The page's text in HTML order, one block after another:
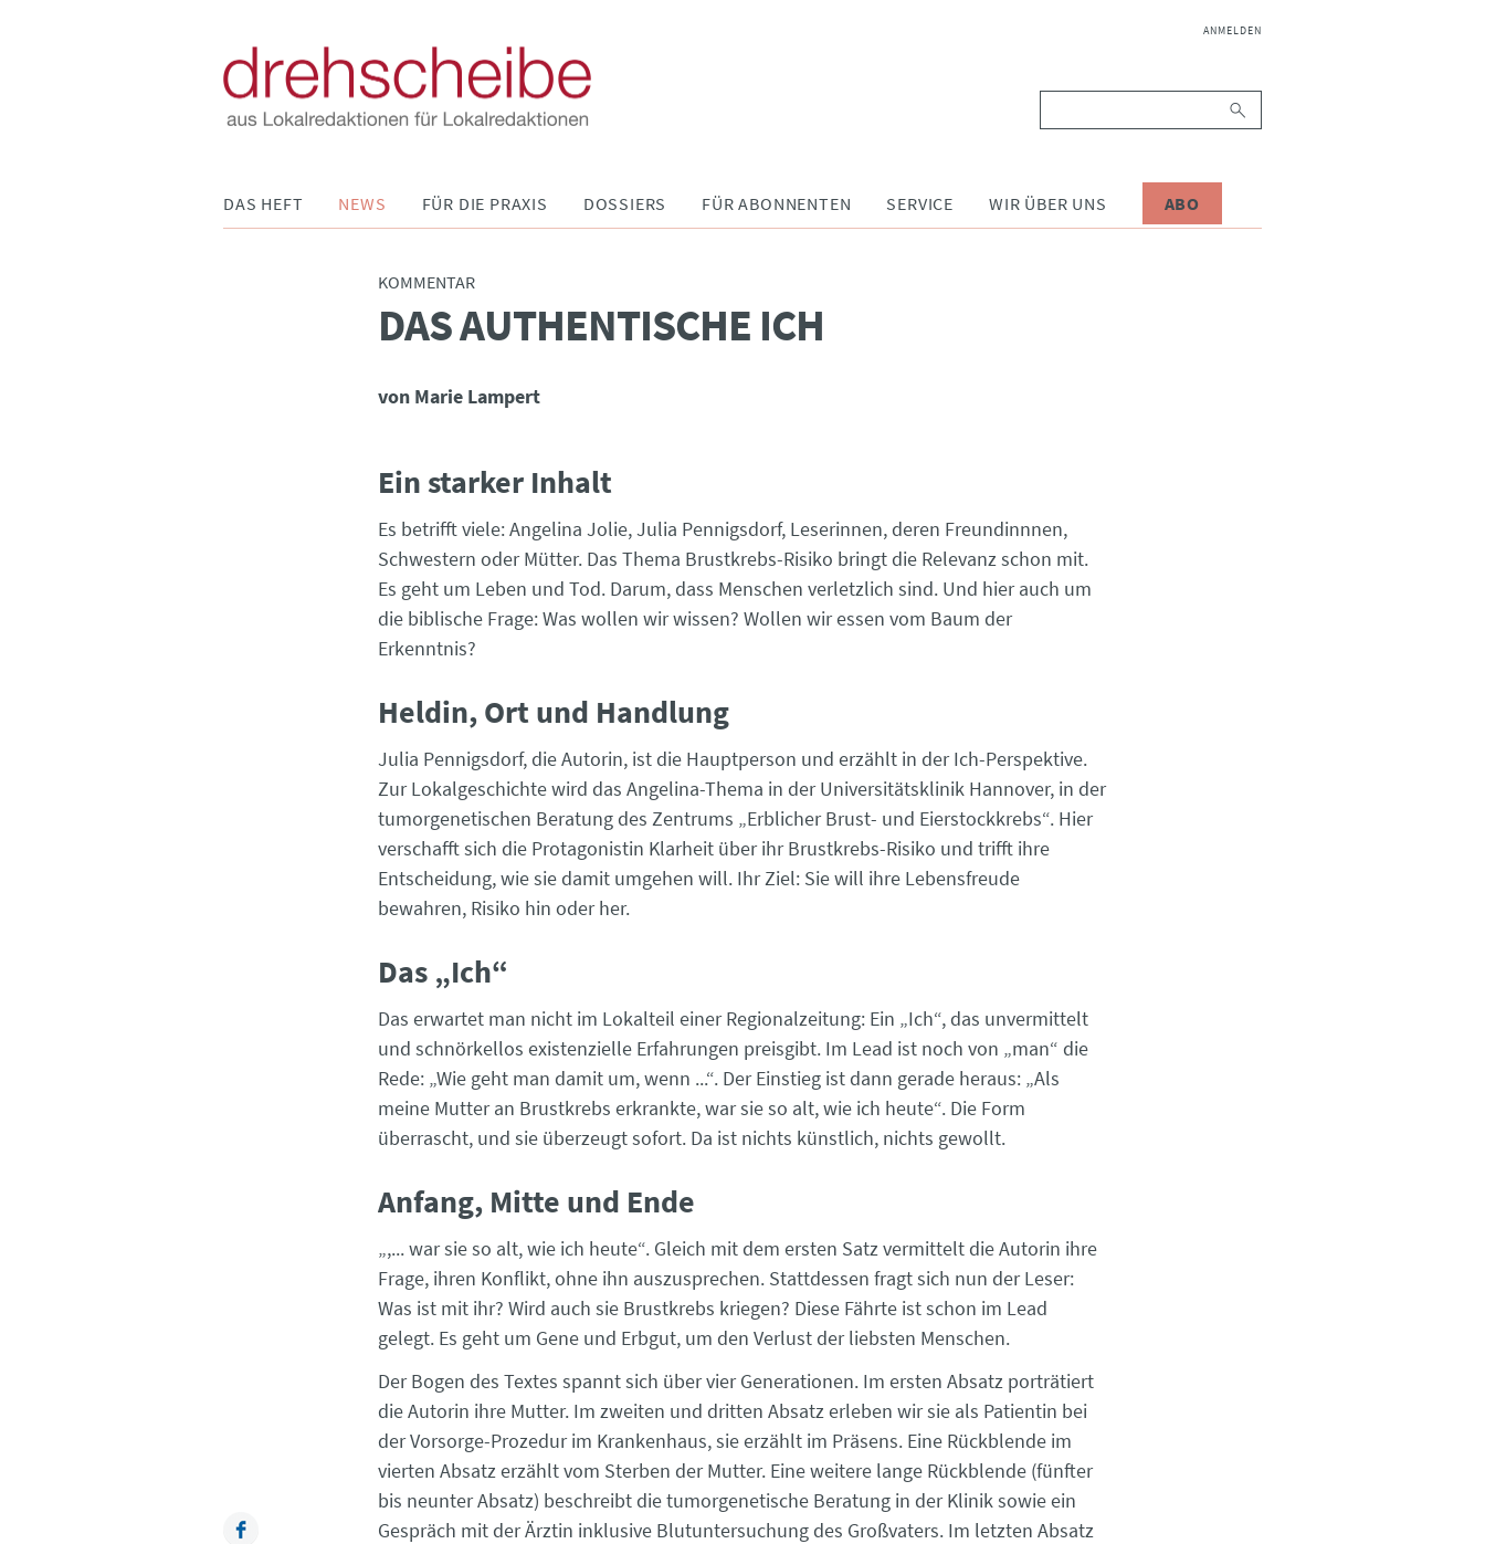
NAVIGATION
ANMELDEN
DAS HEFT NEWS FÜR DIE PRAXIS DOSSIERS FÜR ABONNENTEN SERVICE WIR ÜBER UNS ABO
KOMMENTAR
DAS AUTHENTISCHE ICH
von Marie Lampert
Ein starker Inhalt
Es betrifft viele: Angelina Jolie, Julia Pennigsdorf, Leserinnen, deren Freundinnnen,
Schwestern oder Mütter. Das Thema Brustkrebs-Risiko bringt die Relevanz schon mit.
Es geht um Leben und Tod. Darum, dass Menschen verletzlich sind. Und hier auch um
die biblische Frage: Was wollen wir wissen? Wollen wir essen vom Baum der
Erkenntnis?
Heldin, Ort und Handlung
Julia Pennigsdorf, die Autorin, ist die Hauptperson und erzählt in der Ich-Perspektive.
Zur Lokalgeschichte wird das Angelina-Thema in der Universitätsklinik Hannover, in der
tumorgenetischen Beratung des Zentrums „Erblicher Brust- und Eierstockkrebs“. Hier
verschafft sich die Protagonistin Klarheit über ihr Brustkrebs-Risiko und trifft ihre
Entscheidung, wie sie damit umgehen will. Ihr Ziel: Sie will ihre Lebensfreude
bewahren, Risiko hin oder her.
Das „Ich“
Das erwartet man nicht im Lokalteil einer Regionalzeitung: Ein „Ich“, das unvermittelt
und schnörkellos existenzielle Erfahrungen preisgibt. Im Lead ist noch von „man“ die
Rede: „Wie geht man damit um, wenn ...“. Der Einstieg ist dann gerade heraus: „Als
meine Mutter an Brustkrebs erkrankte, war sie so alt, wie ich heute“. Die Form
überrascht, und sie überzeugt sofort. Da ist nichts künstlich, nichts gewollt.
Anfang, Mitte und Ende
„,... war sie so alt, wie ich heute“. Gleich mit dem ersten Satz vermittelt die Autorin ihre
Frage, ihren Konflikt, ohne ihn auszusprechen. Stattdessen fragt sich nun der Leser:
Was ist mit ihr? Wird auch sie Brustkrebs kriegen? Diese Fährte ist schon im Lead
gelegt. Es geht um Gene und Erbgut, um den Verlust der liebsten Menschen.
Der Bogen des Textes spannt sich über vier Generationen. Im ersten Absatz porträtiert
die Autorin ihre Mutter. Im zweiten und dritten Absatz erleben wir sie als Patientin bei
der Vorsorge-Prozedur im Krankenhaus, sie erzählt im Präsens. Eine Rückblende im
vierten Absatz erzählt vom Sterben der Mutter. Eine weitere lange Rückblende (fünfter
bis neunter Absatz) beschreibt die tumorgenetische Beratung in der Klinik sowie ein
Gespräch mit der Ärztin inklusive Blutuntersuchung des Großvaters. Im letzten Absatz